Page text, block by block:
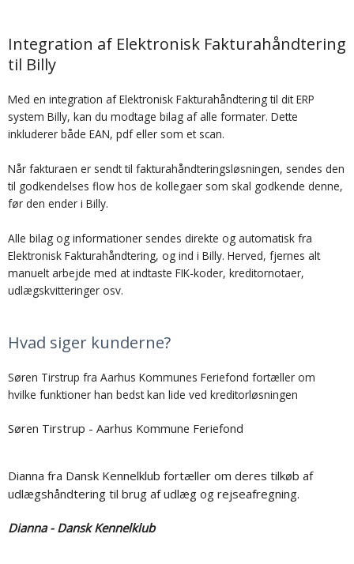
Integration af Elektronisk Fakturahåndtering
til Billy
Med en integration af Elektronisk Fakturahåndtering til dit ERP
system Billy, kan du modtage bilag af alle formater. Dette
inkluderer både EAN, pdf eller som et scan.
Når fakturaen er sendt til fakturahåndteringsløsningen, sendes den
til godkendelses flow hos de kollegaer som skal godkende denne,
før den ender i Billy.
Alle bilag og informationer sendes direkte og automatisk fra
Elektronisk Fakturahåndtering, og ind i Billy. Herved, fjernes alt
manuelt arbejde med at indtaste FIK-koder, kreditornotaer,
udlægskvitteringer osv.
Hvad siger kunderne?
Søren Tirstrup fra Aarhus Kommunes Feriefond fortæller om
hvilke funktioner han bedst kan lide ved kreditorløsningen
Søren Tirstrup - Aarhus Kommune Feriefond
Dianna fra Dansk Kennelklub fortæller om deres tilkøb af
udlægshåndtering til brug af udlæg og rejseafregning.
Dianna - Dansk Kennelklub